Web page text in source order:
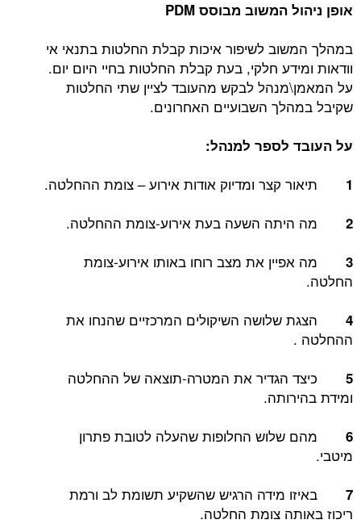
אופן ניהול המשוב מבוסס PDM
במהלך המשוב לשיפור איכות קבלת החלטות בתנאי אי
וודאות ומידע חלקי, בעת קבלת החלטות בחיי היום יום.
על המאמן\מנהל לבקש מהעובד לציין שתי החלטות
שקיבל במהלך השבועיים האחרונים.
על העובד לספר למנהל:
1 תיאור קצר ומדיוק אודות אירוע – צומת ההחלטה.
2 מה היתה השעה בעת אירוע-צומת ההחלטה.
3 מה אפיין את מצב רוחו באותו אירוע-צומת
החלטה.
4
הצגת שלושה השיקולים המרכזיים שהנחו את
ההחלטה .
5 כיצד הגדיר את המטרה-תוצאה של ההחלטה
ומידת בהירותה.
6 מהם שלוש החלופות שהעלה לטובת פתרון
מיטבי.
7
באיזו מידה הרגיש שהשקיע תשומת לב ורמת
ריכוז באותה צומת החלטה.